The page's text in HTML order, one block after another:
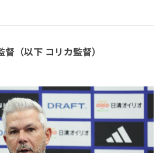
（以下 コリカ監督）